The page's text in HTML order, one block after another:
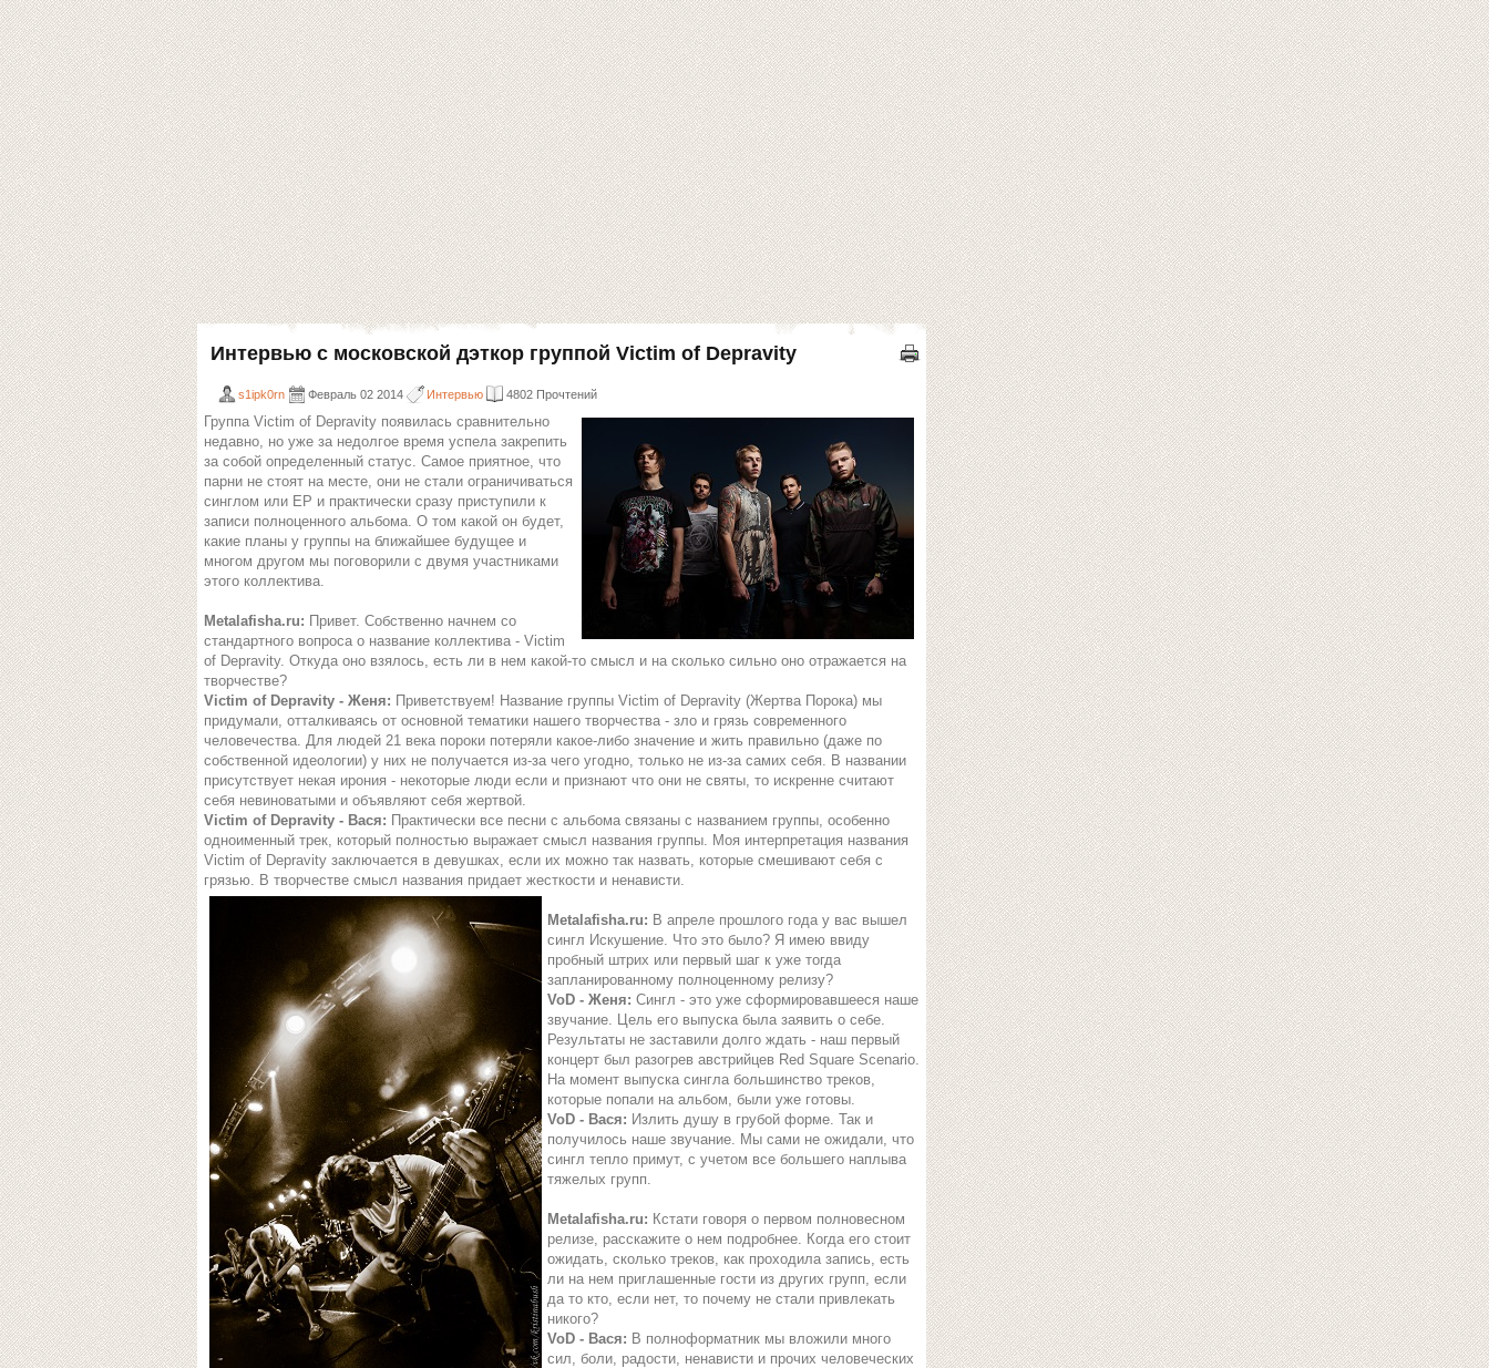
Интервью с московской дэткор группой Victim of Depravity
s1ipk0rn Февраль 02 2014 Интервью 4802 Прочтений
Группа Victim of Depravity появилась сравнительно
недавно, но уже за недолгое время успела закрепить
за собой определенный статус. Самое приятное, что
парни не стоят на месте, они не стали ограничиваться
синглом или EP и практически сразу приступили к
записи полноценного альбома. О том какой он будет,
какие планы у группы на ближайшее будущее и
многом другом мы поговорили с двумя участниками
этого коллектива.
Metalafisha.ru: Привет. Собственно начнем со
стандартного вопроса о название коллектива - Victim
of Depravity. Откуда оно взялось, есть ли в нем какой-то смысл и на сколько сильно оно отражается на
творчестве?
Victim of Depravity - Женя: Приветствуем! Название группы Victim of Depravity (Жертва Порока) мы
придумали, отталкиваясь от основной тематики нашего творчества - зло и грязь современного
человечества. Для людей 21 века пороки потеряли какое-либо значение и жить правильно (даже по
собственной идеологии) у них не получается из-за чего угодно, только не из-за самих себя. В названии
присутствует некая ирония - некоторые люди если и признают что они не святы, то искренне считают
себя невиноватыми и объявляют себя жертвой.
Victim of Depravity - Вася: Практически все песни с альбома связаны с названием группы, особенно
одноименный трек, который полностью выражает смысл названия группы. Моя интерпретация названия
Victim of Depravity заключается в девушках, если их можно так назвать, которые смешивают себя с
грязью. В творчестве смысл названия придает жесткости и ненависти.
Metalafisha.ru: В апреле прошлого года у вас вышел
сингл Искушение. Что это было? Я имею ввиду
пробный штрих или первый шаг к уже тогда
запланированному полноценному релизу?
VoD - Женя: Сингл - это уже сформировавшееся наше
звучание. Цель его выпуска была заявить о себе.
Результаты не заставили долго ждать - наш первый
концерт был разогрев австрийцев Red Square Scenario.
На момент выпуска сингла большинство треков,
которые попали на альбом, были уже готовы.
VoD - Вася: Излить душу в грубой форме. Так и
получилось наше звучание. Мы сами не ожидали, что
сингл тепло примут, с учетом все большего наплыва
тяжелых групп.
Metalafisha.ru: Кстати говоря о первом полновесном
релизе, расскажите о нем подробнее. Когда его стоит
ожидать, сколько треков, как проходила запись, есть
ли на нем приглашенные гости из других групп, если
да то кто, если нет, то почему не стали привлекать
никого?
VoD - Вася: В полноформатник мы вложили много
сил, боли, радости, ненависти и прочих человеческих